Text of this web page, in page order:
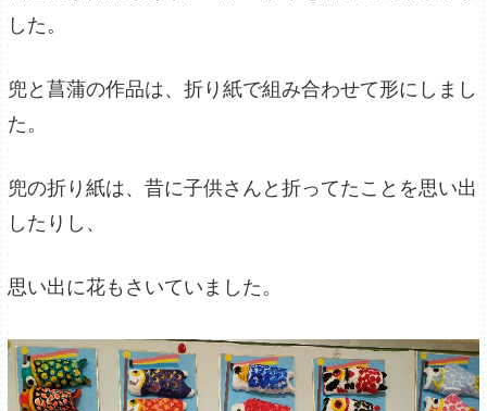
した。
兜と菖蒲の作品は、折り紙で組み合わせて形にしまし
た。
兜の折り紙は、昔に子供さんと折ってたことを思い出
したりし、
思い出に花もさいていました。